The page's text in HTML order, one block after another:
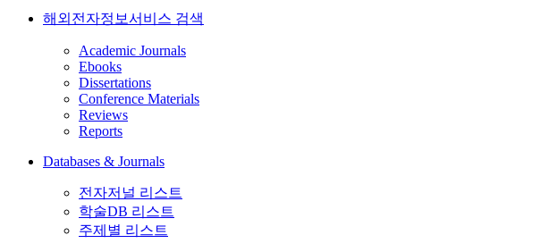
해외전자정보서비스 검색
Academic Journals
Ebooks
Dissertations
Conference Materials
Reviews
Reports
Databases & Journals
전자저널 리스트
학술DB 리스트
주제별 리스트